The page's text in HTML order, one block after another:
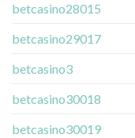
betcasino28015
betcasino29017
betcasino3
betcasino30018
betcasino30019